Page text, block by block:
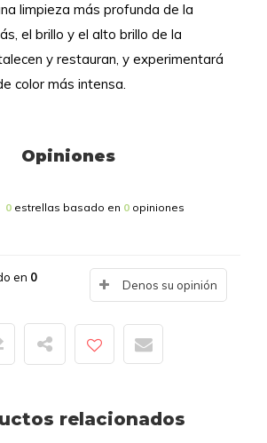
limpieza más profunda de la
el brillo y el alto brillo de la
y restauran, y experimentará
color más intensa.
Opiniones
0 estrellas basado en 0 opiniones
en 0
Denos su opinión
relacionados